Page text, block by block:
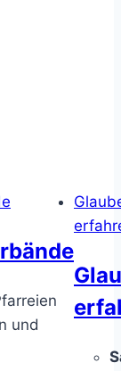
und